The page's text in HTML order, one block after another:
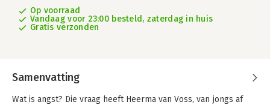
Op voorraad
Vandaag voor 23:00 besteld, zaterdag in huis
Gratis verzonden
Samenvatting
Wat is angst? Die vraag heeft Heerma van Voss, van jongs af